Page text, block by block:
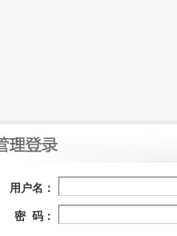
用户名：
密 码：